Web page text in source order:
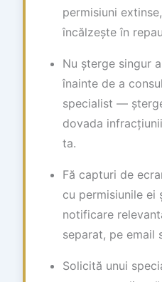
permisiuni
încălzește în
Nu șterge singur
înainte de a
specialist —
dovada
ta.
Fă capturi de
cu permisiunile ei
notificare
separat, pe email
Solicită unui